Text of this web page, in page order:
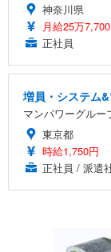
神奈川県
月給25万
正社員
増員・システム
マンパワーグルー
東京都
時給1,750円
正社員 / 派遣